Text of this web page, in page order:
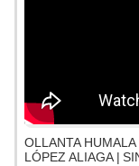
OLLANTA
LÓPEZ ALIAGA |